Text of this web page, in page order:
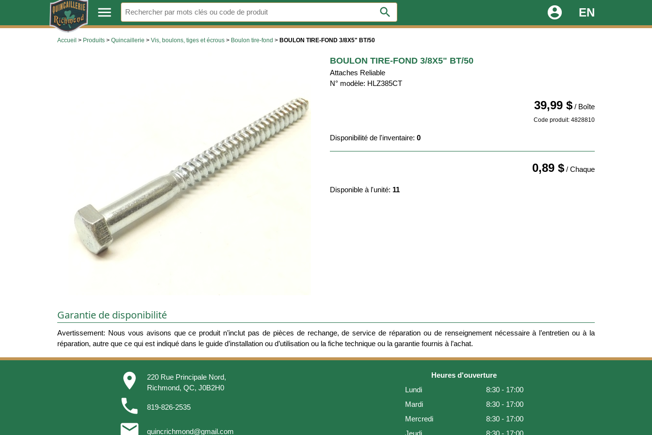
. menu search EN
account_circle
Accueil > Produits > Quincaillerie > Vis, boulons, tiges et écrous > Boulon tire-fond > BOULON TIRE-FOND 3/8X5" BT/50
BOULON TIRE-FOND 3/8X5" BT/50
Attaches Reliable
N° modèle: HLZ385CT
39,99 $/ Boîte
Code produit: 4828810
Disponibilité de l'inventaire: 0
0,89 $/ Chaque
Disponible à l'unité: 11
Garantie de disponibilité
Avertissement: Nous vous avisons que ce produit n’inclut pas de pièces de rechange, de service de réparation ou de renseignement nécessaire à l’entretien ou à la
réparation, autre que ce qui est indiqué dans le guide d’installation ou d’utilisation ou la fiche technique ou la garantie fournis à l’achat.
place
220 Rue Principale Nord,
Richmond, QC, J0B2H0
phone 819-826-2535
email quincrichmond@gmail.com
Heures d'ouverture
Lundi
8:30 - 17:00
Mardi
8:30 - 17:00
Mercredi
8:30 - 17:00
Jeudi
8:30 - 17:00